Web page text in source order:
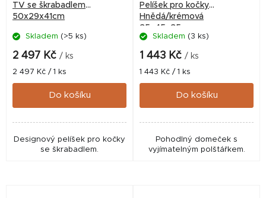
TV se škrabadlem
50x29x41cm
Skladem (>5 ks)
2 497 Kč / ks
Měrná
cena:
2 497 Kč / 1 ks
Do košíku
Designový pelíšek pro kočky
se škrabadlem.
Pelíšek pro kočky
Hnědá/krémová
35x45x35cm
Skladem (3 ks)
1 443 Kč / ks
Měrná
cena:
1 443 Kč / 1 ks
Do košíku
Pohodlný domeček s
vyjímatelným polštářkem.